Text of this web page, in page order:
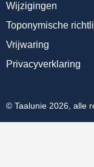
Wijzigingen
Toponymische
Vrijwaring
Privacyverklaring
© Taalunie 2026, alle